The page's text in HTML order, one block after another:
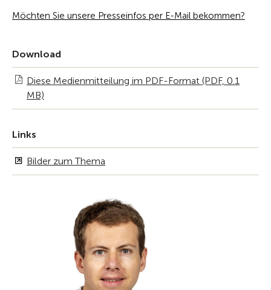
Möchten Sie unsere Presseinfos per E-Mail bekommen?
Download
Diese Medienmitteilung im PDF-Format (PDF, 0.1
MB)
Links
Bilder zum Thema